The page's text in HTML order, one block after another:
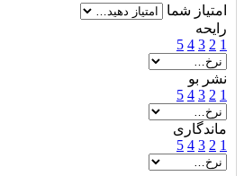
امتیاز شما
رایحه
1
2
3
4
5
نشر بو
1
2
3
4
5
ماندگاری
1
2
3
4
5